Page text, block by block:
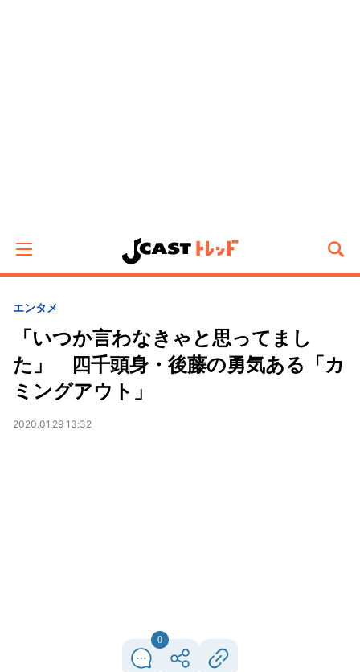
エンタメ
「いつか言わなきゃと思ってまし
た」 四千頭身・後藤の勇気ある「カ
ミングアウト」
2020.01.29 13:32
0